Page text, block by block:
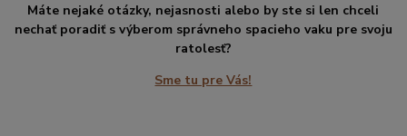
Máte nejaké otázky, nejasnosti alebo by ste si len chceli
nechať poradiť s výberom správneho spacieho vaku pre svoju
ratolesť?
Sme tu pre Vás!